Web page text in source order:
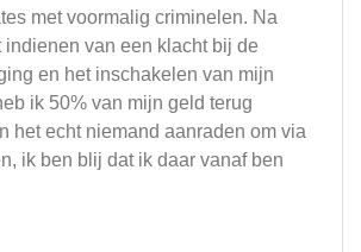
met voormalig criminelen. Na
indienen van een klacht bij de
en het inschakelen van mijn
ik 50% van mijn geld terug
het echt niemand aanraden om via
ik ben blij dat ik daar vanaf ben